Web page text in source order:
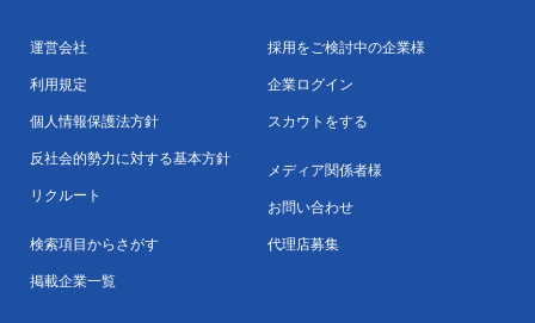
運営会社
利用規定
個人情報保護法方針
反社会的勢力に対する基本方針
リクルート
検索項目からさがす
掲載企業一覧
採用をご検討中の企業様
企業ログイン
スカウトをする
メディア関係者様
お問い合わせ
代理店募集